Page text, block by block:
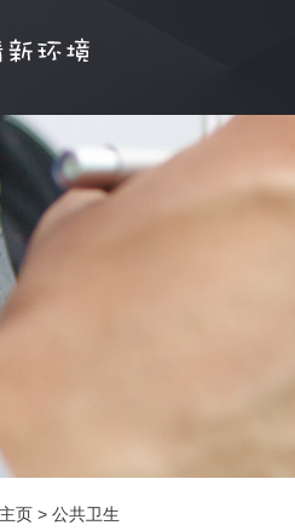
主页 > 公共卫生